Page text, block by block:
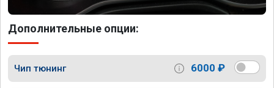
Дополнительные опции:
Чип тюнинг 6000 ₽